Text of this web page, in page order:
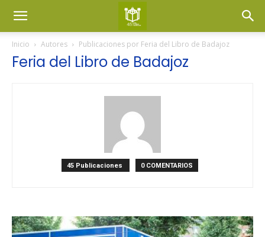
Inicio Autores Publicaciones por Feria del Libro de Badajoz
Feria del Libro de Badajoz
45 Publicaciones 0 COMENTARIOS